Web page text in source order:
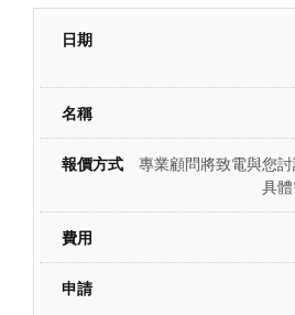
專業顧問將致電與您
具體